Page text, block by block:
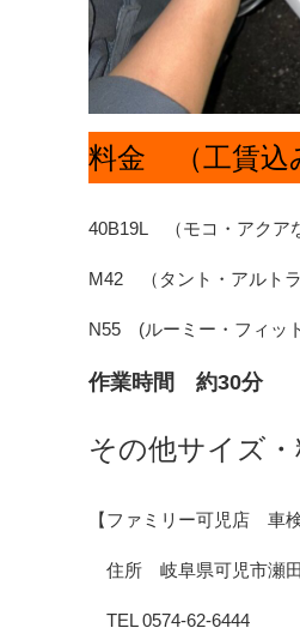
料金 （工賃込
40B19L （モコ・アクア
M42 （タント・アルト
N55 (ルーミー・フィッ
作業時間 約30分
その他サイズ
【ファミリー可児店
住所 岐阜県可児
TEL 0574-